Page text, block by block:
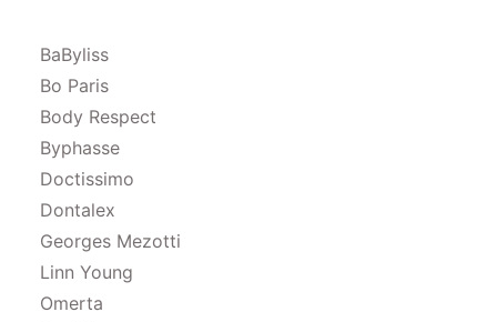
BaByliss
Bo Paris
Body Respect
Byphasse
Doctissimo
Dontalex
Georges Mezotti
Linn Young
Omerta